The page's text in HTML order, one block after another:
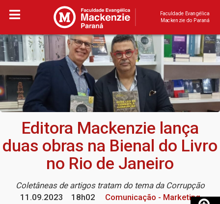
Faculdade Evangélica
Mackenzie do Paraná
Editora Mackenzie lança
duas obras na Bienal do Livro
no Rio de Janeiro
Coletâneas de artigos tratam do tema da Corrupção
11.09.2023
18h02
Comunicação - Marketing